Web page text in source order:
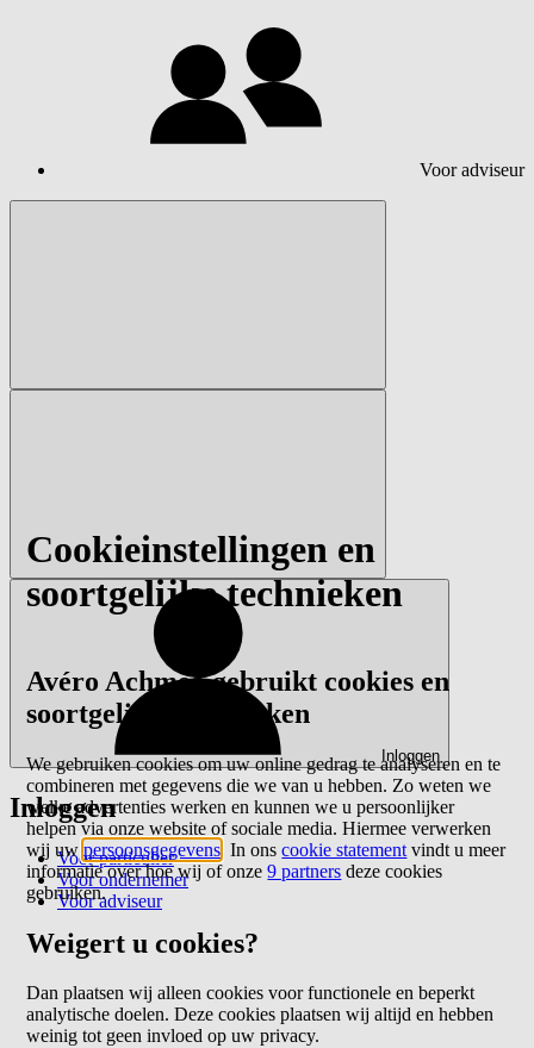
Voor adviseur
Inloggen
Inloggen
Voor particulier
Voor ondernemer
Voor adviseur
Cookieinstellingen en
soortgelijke technieken
Avéro Achmea gebruikt cookies en
soortgelijke technieken
We gebruiken cookies om uw online gedrag te analyseren en te
combineren met gegevens die we van u hebben. Zo weten we
welke advertenties werken en kunnen we u persoonlijker
helpen via onze website of sociale media. Hiermee verwerken
wij uwpersoonsgegevens . In onscookie statement vindt u meer
informatie over hoe wij of onze9 partners deze cookies
gebruiken.
Weigert u cookies?
Dan plaatsen wij alleen cookies voor functionele en beperkt
analytische doelen. Deze cookies plaatsen wij altijd en hebben
weinig tot geen invloed op uw privacy.